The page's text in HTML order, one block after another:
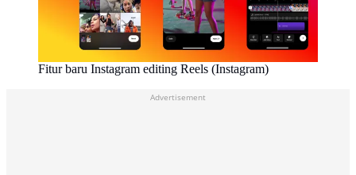
Fitur baru Instagram editing Reels (Instagram)
Advertisement